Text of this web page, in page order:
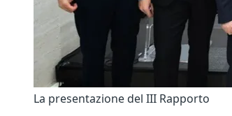
La presentazione del III Rapporto